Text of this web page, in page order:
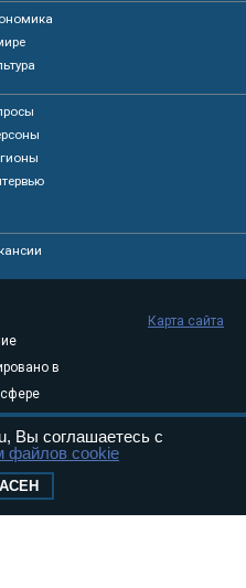
в
и
05
ФС77-
Карта сайта
Вы соглашаетесь с
файлов cookie